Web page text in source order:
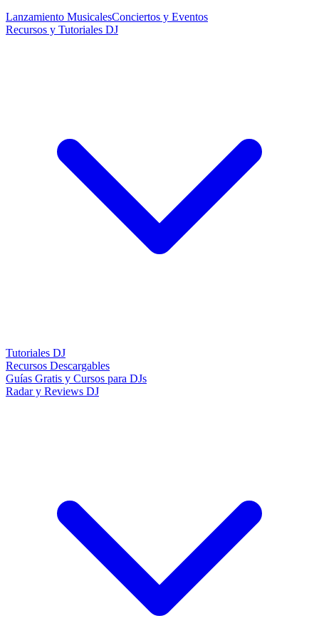
Lanzamiento MusicalesConciertos y Eventos
Recursos y Tutoriales DJ
Tutoriales DJ
Recursos Descargables
Guías Gratis y Cursos para DJs
Radar y Reviews DJ